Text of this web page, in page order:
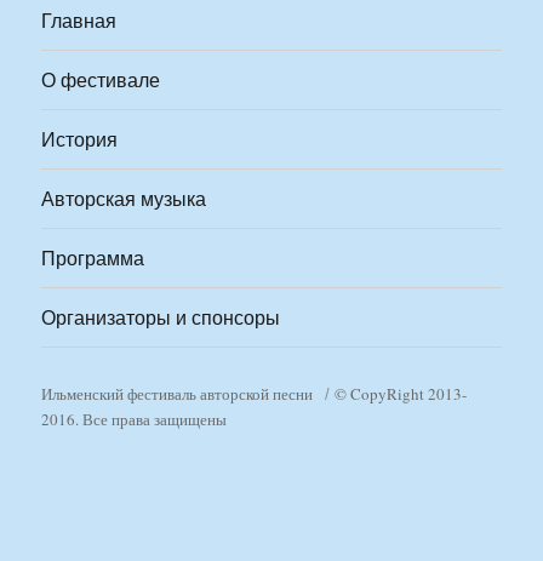
Главная
О фестивале
История
Авторская музыка
Программа
Организаторы и спонсоры
Ильменский фестиваль авторской песни
© CopyRight 2013-
2016. Все права защищены